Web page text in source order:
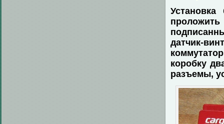
датчик-
коробку
разъемы,